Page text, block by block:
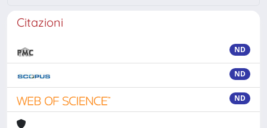
Citazioni
ND
ND
ND